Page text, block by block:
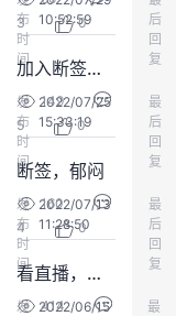
者
学
堂
我
的
课
我
的
我
支
持
我
的
技
术
我
的
云
布
时
间
10:52:59
后
回
复
3
0
加入断签的大部队
发
布
时
间
2022/07/25
15:33:19
最
后
回
复
149
5
0
断签，郁闷
发
布
时
间
2022/07/13
11:28:50
最
后
回
复
160
4
0
看直播，抽大奖-鲲鹏社区
发 2022/06/15
最
414